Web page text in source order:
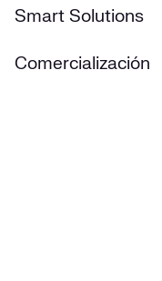
Smart Solutions
Comercialización